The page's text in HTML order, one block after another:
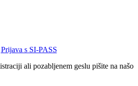
Prijava s SI-PASS
ali pozabljenem geslu pišite na našo